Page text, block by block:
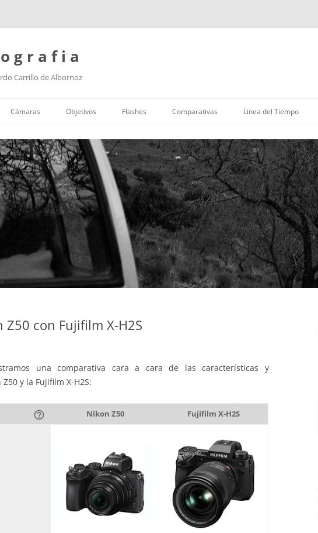
g r a f i a
Carrillo de Albornoz
al
contenido
Cámaras Objetivos Flashes Comparativas Línea del Tiempo
con Fujifilm X-H2S
una comparativa cara a cara de las características y
y la Fujifilm X-H2S:
help_outline Nikon Z50 Fujifilm X-H2S